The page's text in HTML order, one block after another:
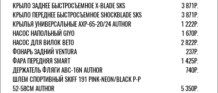
КРЫЛО ЗАДНЕЕ БЫСТРОСЪЕМНОЕ X-BLADE SKS
3 871Р.
КРЫЛО ПЕРЕДНЕЕ БЫСТРОСЪЕМНОЕ SHOCKBLADE SKS
3 871Р.
КРЫЛЬЯ УНИВЕРСАЛЬНЫЕ AXP-65-20/24 AUTHOR
1 222Р.
НАСОС НАПОЛЬНЫЙ GIYO
1 670Р.
НАСОС ДЛЯ ВИЛОК ВЕТО
2 822Р.
ФОНАРЬ ЗАДНИЙ VENTURA
237Р.
ФАРА ПЕРЕДНЯЯ SMART
1 425Р.
ДЕРЖАТЕЛЬ ФЛЯГИ ABC-16N AUTHOR
740Р.
ШЛЕМ СПОРТИВНЫЙ SKIFF 191 PINK-NEON/BLACK Р-Р
52-58СМ AUTHOR
5 350Р.